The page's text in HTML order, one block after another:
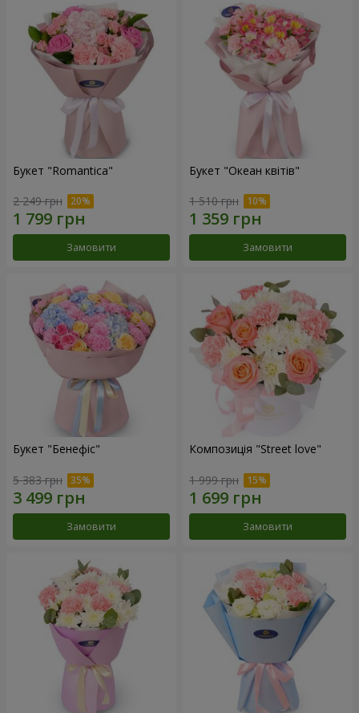
Букет "Romantica"
2 249 грн
Замовити
Букет "Океан квітів"
1 510 грн
Замовити
Букет "Бенефіс"
5 383 грн
Замовити
Композиція "Street love"
1 999 грн
Замовити